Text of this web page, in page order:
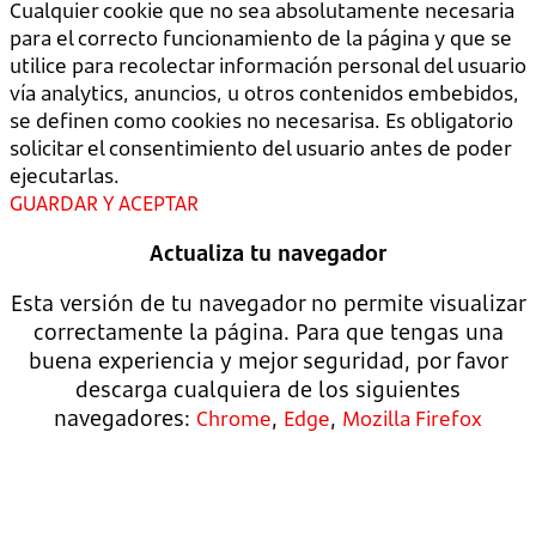
Cualquier cookie que no sea absolutamente necesaria
para el correcto funcionamiento de la página y que se
utilice para recolectar información personal del usuario
vía analytics, anuncios, u otros contenidos embebidos,
se definen como cookies no necesarisa. Es obligatorio
solicitar el consentimiento del usuario antes de poder
ejecutarlas.
GUARDAR Y ACEPTAR
Actualiza tu navegador
Esta versión de tu navegador no permite visualizar
correctamente la página. Para que tengas una
buena experiencia y mejor seguridad, por favor
descarga cualquiera de los siguientes
navegadores: Chrome, Edge, Mozilla Firefox